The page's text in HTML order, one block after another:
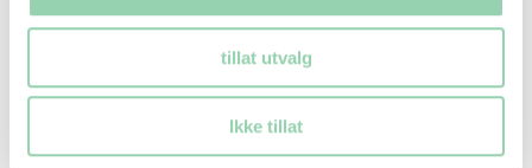
tillat utvalg
Ikke tillat